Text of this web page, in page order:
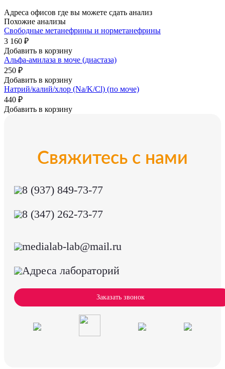
Адреса офисов где вы можете сдать анализ
Похожие анализы
Свободные метанефрины и норметанефрины
3 160 ₽
Добавить в корзину
Альфа-амилаза в моче (диастаза)
250 ₽
Добавить в корзину
Натрий/калий/хлор (Na/K/Cl) (по моче)
440 ₽
Добавить в корзину
Свяжитесь с нами
8 (937) 849-73-77
8 (347) 262-73-77
medialab-lab@mail.ru
Адреса лабораторий
Заказать звонок